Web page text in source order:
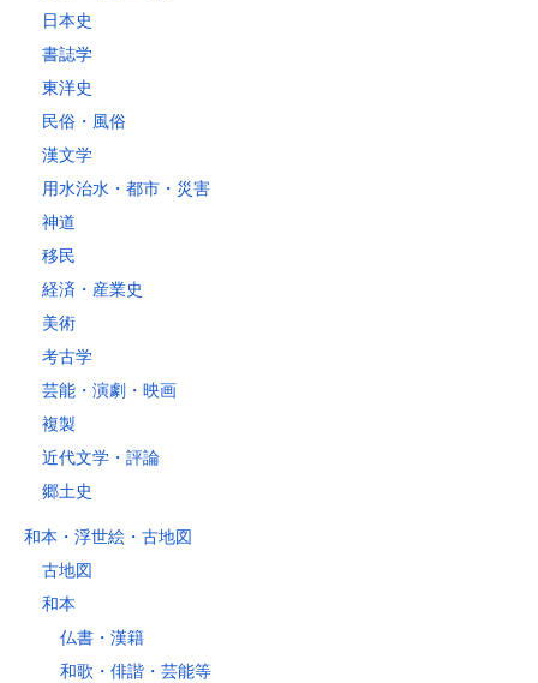
日本史
書誌学
東洋史
民俗・風俗
漢文学
用水治水・都市・災害
神道
移民
経済・産業史
美術
考古学
芸能・演劇・映画
複製
近代文学・評論
郷土史
和本・浮世絵・古地図
古地図
和本
仏書・漢籍
和歌・俳諧・芸能等